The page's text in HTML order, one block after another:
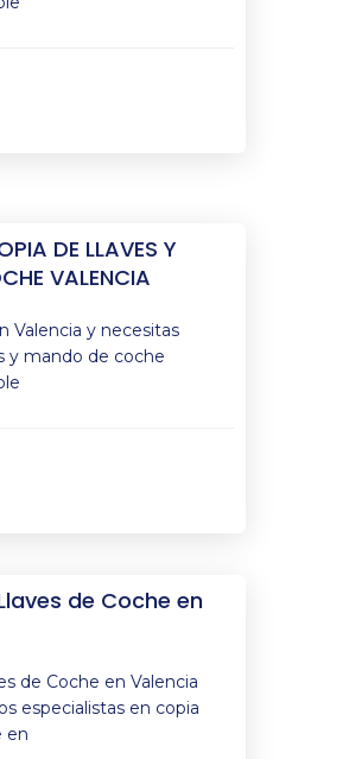
DE LLAVES Y
VALENCIA
Valencia y necesitas
y mando de coche
de Coche en
de Coche en Valencia
especialistas en copia
en